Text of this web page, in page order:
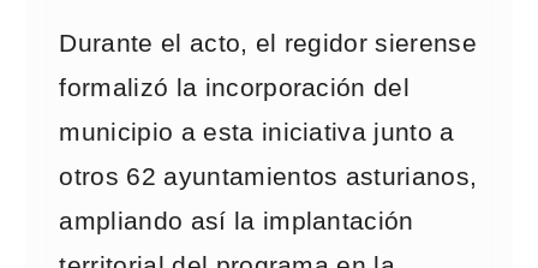
Durante el acto, el regidor sierense
formalizó la incorporación del
municipio a esta iniciativa junto a
otros 62 ayuntamientos asturianos,
ampliando así la implantación